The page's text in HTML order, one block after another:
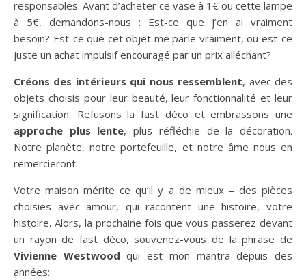
responsables. Avant d’acheter ce vase à 1€ ou cette lampe
à 5€, demandons-nous : Est-ce que j’en ai vraiment
besoin? Est-ce que cet objet me parle vraiment, ou est-ce
juste un achat impulsif encouragé par un prix alléchant?
Créons des intérieurs qui nous ressemblent, avec des
objets choisis pour leur beauté, leur fonctionnalité et leur
signification. Refusons la fast déco et embrassons une
approche plus lente, plus réfléchie de la décoration.
Notre planète, notre portefeuille, et notre âme nous en
remercieront.
Votre maison mérite ce qu’il y a de mieux – des pièces
choisies avec amour, qui racontent une histoire, votre
histoire. Alors, la prochaine fois que vous passerez devant
un rayon de fast déco, souvenez-vous de la phrase de
Vivienne Westwoodqui est mon mantra depuis des
années: